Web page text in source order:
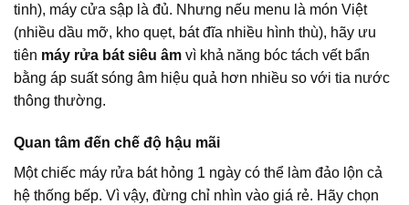
tinh), máy cửa sập là đủ. Nhưng nếu menu là món Việt
(nhiều dầu mỡ, kho quẹt, bát đĩa nhiều hình thù), hãy ưu
tiên máy rửa bát siêu âm vì khả năng bóc tách vết bẩn
bằng áp suất sóng âm hiệu quả hơn nhiều so với tia nước
thông thường.
Quan tâm đến chế độ hậu mãi
Một chiếc máy rửa bát hỏng 1 ngày có thể làm đảo lộn cả
hệ thống bếp. Vì vậy, đừng chỉ nhìn vào giá rẻ. Hãy chọn